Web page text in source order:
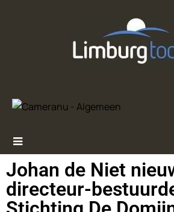
Johan de Niet
directeur-